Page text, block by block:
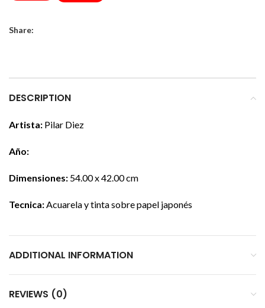
Share:
DESCRIPTION
Artista: Pilar Diez
Año:
Dimensiones: 54.00 x 42.00 cm
Tecnica:Acuarela y tinta sobre papel japonés
ADDITIONAL INFORMATION
REVIEWS (0)